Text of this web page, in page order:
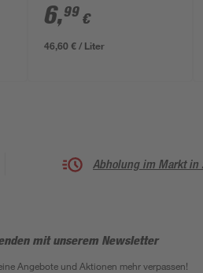
orangegelb glänzend
150 ml
6,99 €
46,60 € / Liter
Abholung im Markt in
mit unserem Newsletter
Angebote und Aktionen mehr verpassen!